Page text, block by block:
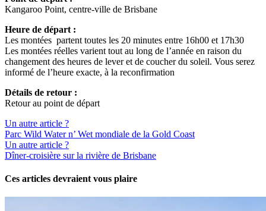
Kangaroo Point, centre-ville de Brisbane
Heure de départ :
Les montées partent toutes les 20 minutes entre 16h00 et 17h30
Les montées réelles varient tout au long de l’année en raison du
changement des heures de lever et de coucher du soleil. Vous serez
informé de l’heure exacte, à la reconfirmation
Détails de retour :
Retour au point de départ
Un autre article ?
Parc Wild Water n’ Wet mondiale de la Gold Coast
Un autre article ?
Dîner-croisière sur la rivière de Brisbane
Ces articles devraient vous plaire